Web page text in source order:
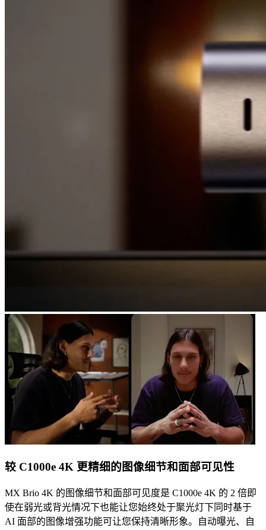
较 C1000e 4K 更精细的图像细节和面部可见性
MX Brio 4K 的图像细节和面部可见度是 C1000e 4K 的 2 倍即
使在弱光或背光情况下也能让您始终处于聚光灯下同时基于
AI 面部的图像增强功能可让您保持清晰形象。自动曝光、自